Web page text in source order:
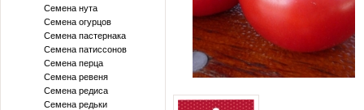
Семена нута
Семена огурцов
Семена пастернака
Семена патиссонов
Семена перца
Семена ревеня
Семена редиса
Семена редьки